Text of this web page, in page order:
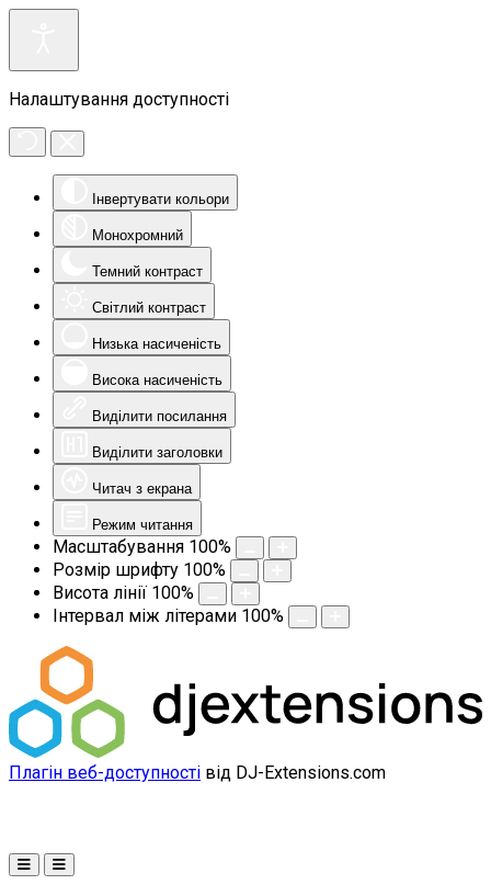
Налаштування доступності
Інвертувати кольори
Монохромний
Темний контраст
Світлий контраст
Низька насиченість
Висока насиченість
Виділити посилання
Виділити заголовки
Читач з екрана
Режим читання
Масштабування 100%
Розмір шрифту 100%
Висота лінії 100%
Інтервал між літерами 100%
Плагін веб-доступності від DJ-Extensions.com